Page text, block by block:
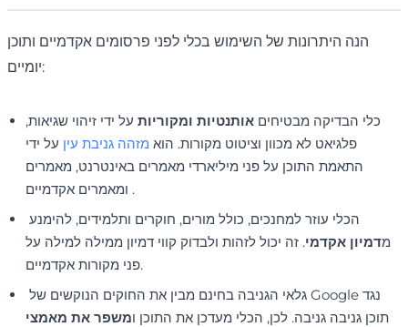
הנה היתרונות של השימוש בכלי לפני פרסומים אקדמיים ותוכן
יומיים:
כלי הבדיקה מבטיחים אותנטיות ומקוריות על ידי זיהוי שגיאות,
פלגיאט לא מכוון וציטוט מקורות. הוא מזהה גניבת עין על ידי
התאמת התוכן על פני מיליארדי מאמרים באינטרנט, מאמרים
ומאמרים אקדמיים .
מדמיון אקדמי. זה יכול לזהות ולבדוק קווי דמיון ממילה למילה על
פני מקורות אקדמיים.
תוכן גניבה גניבה. לכן, הכלי מעדכן את התוכן ומשפר את מאמצי